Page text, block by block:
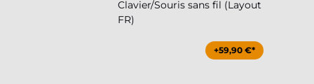
Clavier/Souris sans fil (Layout
FR)
+59,90 €*